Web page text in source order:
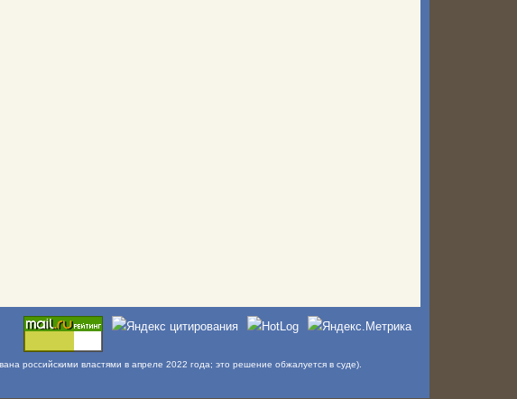
российскими властями в апреле 2022 года; это решение обжалуется в суде).